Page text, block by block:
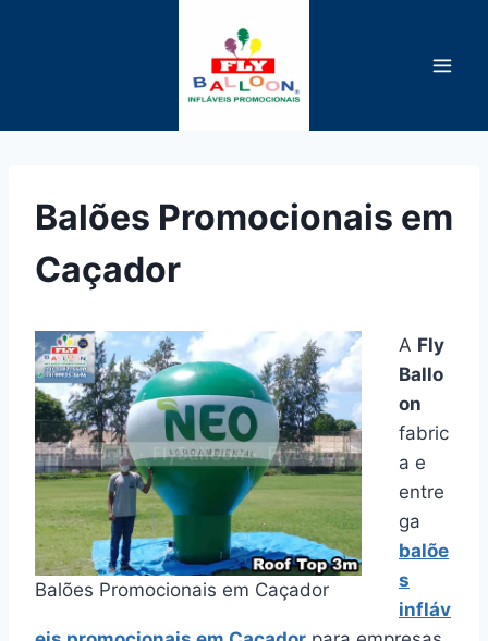
Balões Promocionais em
Caçador
Balões Promocionais em Caçador
A Fly
Ballo
on
fabric
a e
entre
ga
balõe
s
infláv